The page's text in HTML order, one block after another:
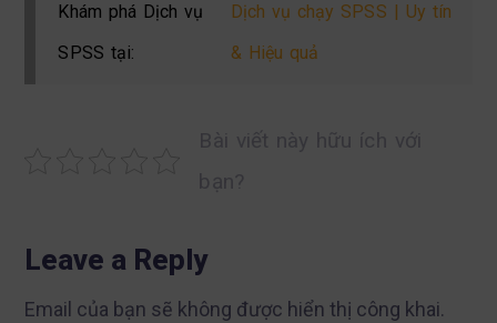
Khám phá Dịch vụ
SPSS tại:
Dịch vụ chạy SPSS | Uy tín
& Hiệu quả
Leave a Reply
Email của bạn sẽ không được hiển thị công khai.